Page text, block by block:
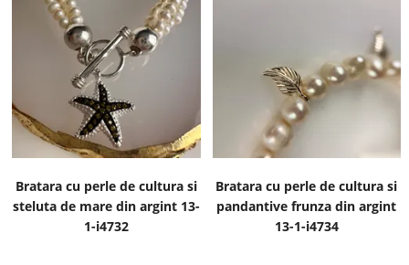
Bratara cu perle de cultura si
steluta de mare din argint 13-
1-i4732
Bratara cu perle de cultura si
pandantive frunza din argint
13-1-i4734